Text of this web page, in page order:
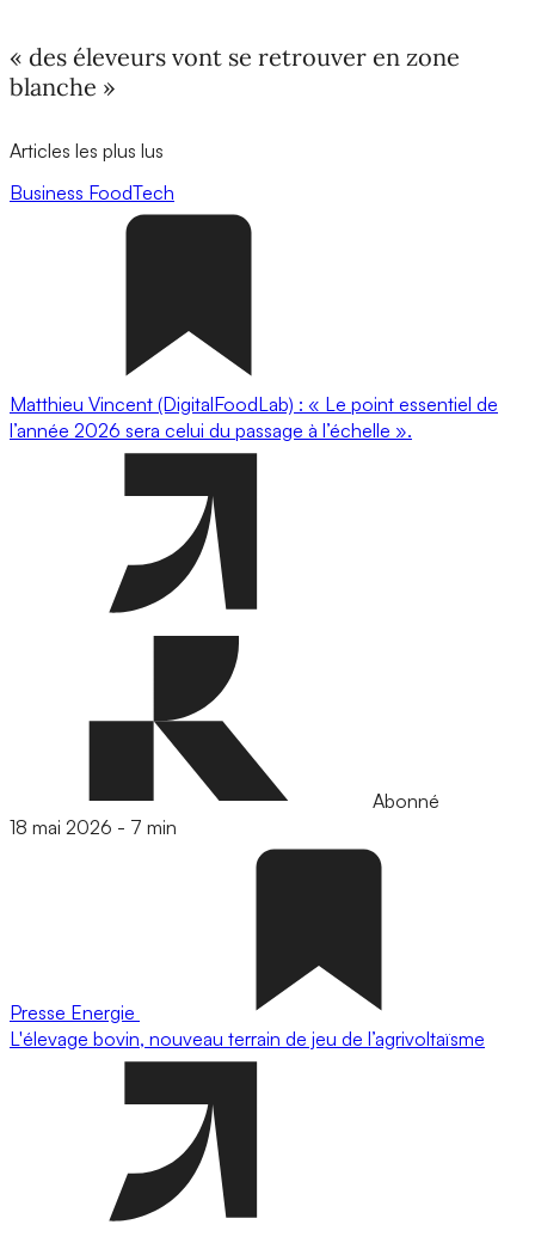
« des éleveurs vont se retrouver en zone
blanche »
Articles les plus lus
Business FoodTech
Matthieu Vincent (DigitalFoodLab) : « Le point essentiel de
l’année 2026 sera celui du passage à l’échelle ».
Abonné
18 mai 2026 - 7 min
Presse Energie
L'élevage bovin, nouveau terrain de jeu de l’agrivoltaïsme